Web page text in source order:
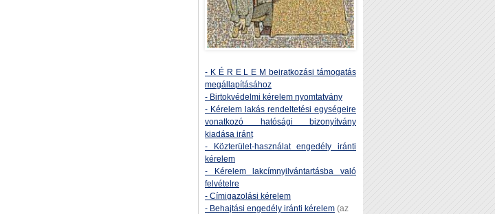
- K É R E L E M beiratkozási támogatás
megállapításához
- Birtokvédelmi kérelem nyomtatvány
- Kérelem lakás rendeltetési egységeire
vonatkozó hatósági bizonyítvány
kiadása iránt
- Közterület-használat engedély iránti
kérelem
- Kérelem lakcímnyilvántartásba való
felvételre
- Címigazolási kérelem
- Behajtási engedély iránti kérelem (az